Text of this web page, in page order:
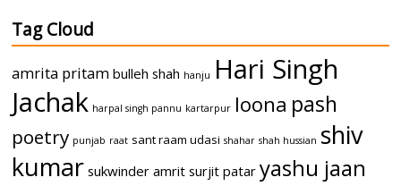
Tag Cloud
amrita pritam bulleh shah hanju Hari Singh
Jachak harpal singh pannu kartarpur loona pash
poetry punjab raat sant raam udasi shahar shah hussian shiv
kumar sukwinder amrit surjit patar yashu jaan